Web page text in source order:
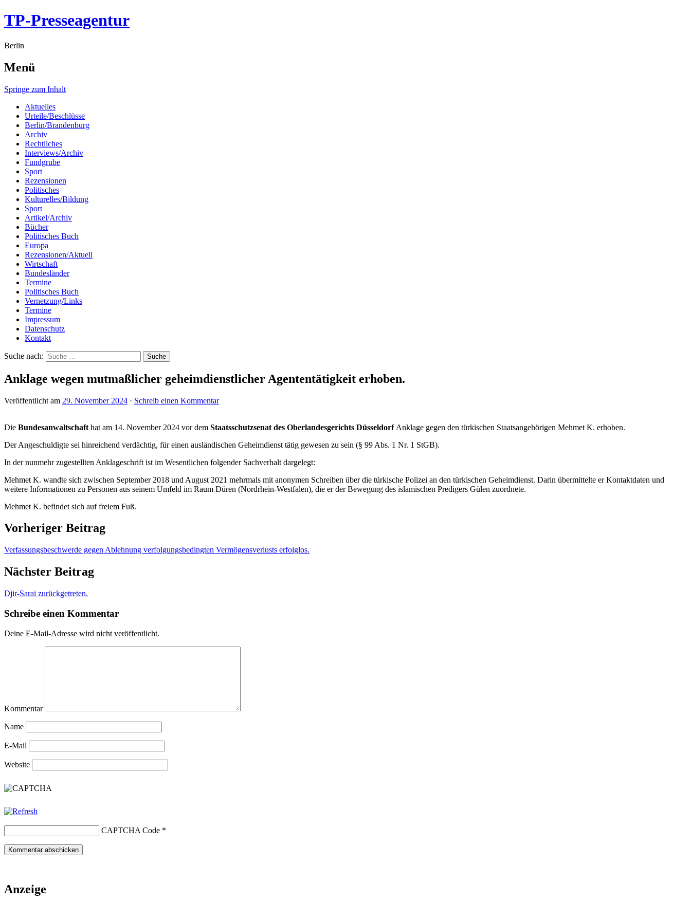
TP-Presseagentur
Berlin
Menü
Springe zum Inhalt
Aktuelles
Urteile/Beschlüsse
Berlin/Brandenburg
Archiv
Rechtliches
Interviews/Archiv
Fundgrube
Sport
Rezensionen
Politisches
Kulturelles/Bildung
Sport
Artikel/Archiv
Bücher
Politisches Buch
Europa
Rezensionen/Aktuell
Wirtschaft
Bundesländer
Termine
Politisches Buch
Vernetzung/Links
Termine
Impressum
Datenschutz
Kontakt
Suche nach:
Anklage wegen mutmaßlicher geheimdienstlicher Agententätigkeit erhoben.
Veröffentlicht am 29. November 2024 · Schreib einen Kommentar
Die Bundesanwaltschaft hat am 14. November 2024 vor dem Staatsschutzsenat des Oberlandesgerichts Düsseldorf Anklage gegen den türkischen Staatsangehörigen Mehmet K. erhoben.
Der Angeschuldigte sei hinreichend verdächtig, für einen ausländischen Geheimdienst tätig gewesen zu sein (§ 99 Abs. 1 Nr. 1 StGB).
In der nunmehr zugestellten Anklageschrift ist im Wesentlichen folgender Sachverhalt dargelegt:
Mehmet K. wandte sich zwischen September 2018 und August 2021 mehrmals mit anonymen Schreiben über die türkische Polizei an den türkischen Geheimdienst. Darin übermittelte er Kontaktdaten und
weitere Informationen zu Personen aus seinem Umfeld im Raum Düren (Nordrhein-Westfalen), die er der Bewegung des islamischen Predigers Gülen zuordnete.
Mehmet K. befindet sich auf freiem Fuß.
Vorheriger Beitrag
Verfassungsbeschwerde gegen Ablehnung verfolgungsbedingten Vermögensverlusts erfolglos.
Nächster Beitrag
Djir-Sarai zurückgetreten.
Schreibe einen Kommentar
Deine E-Mail-Adresse wird nicht veröffentlicht.
Kommentar
Name
E-Mail
Website
CAPTCHA Code *
Anzeige